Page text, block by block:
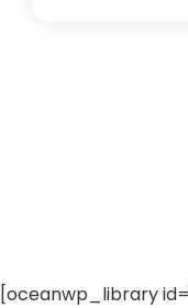
[oceanwp_library